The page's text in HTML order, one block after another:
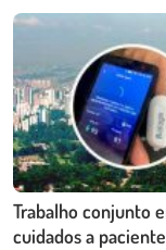
Trabalho conjunto
cuidados a